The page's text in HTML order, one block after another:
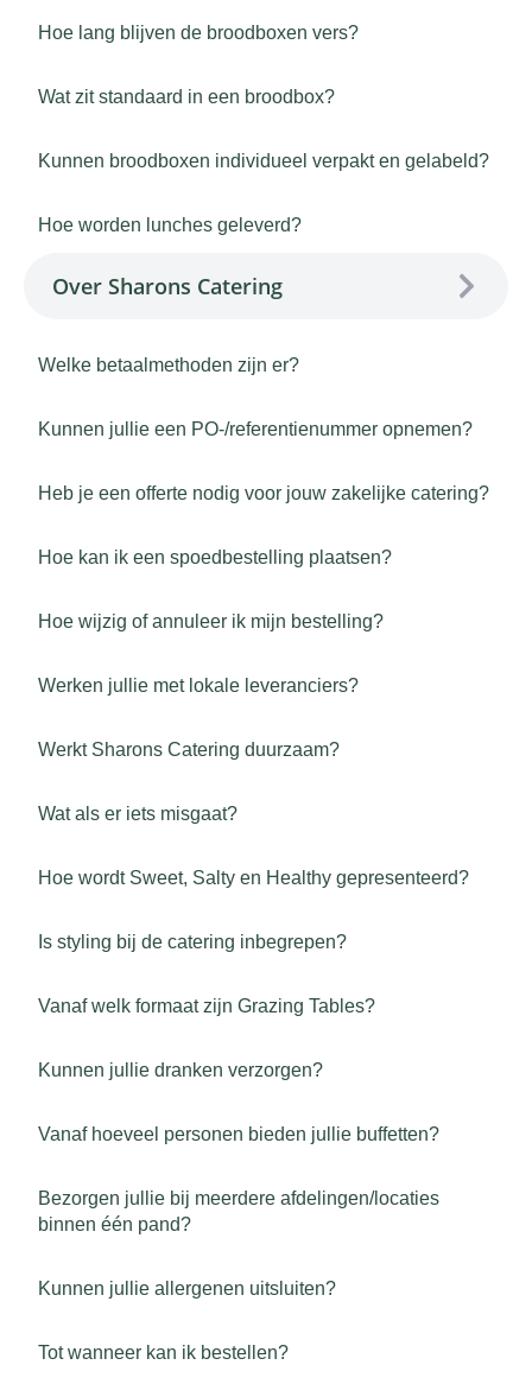
Hoe lang blijven de broodboxen vers?
Wat zit standaard in een broodbox?
Kunnen broodboxen individueel verpakt en gelabeld?
Hoe worden lunches geleverd?
Over Sharons Catering
Welke betaalmethoden zijn er?
Kunnen jullie een PO-/referentienummer opnemen?
Heb je een offerte nodig voor jouw zakelijke catering?
Hoe kan ik een spoedbestelling plaatsen?
Hoe wijzig of annuleer ik mijn bestelling?
Werken jullie met lokale leveranciers?
Werkt Sharons Catering duurzaam?
Wat als er iets misgaat?
Hoe wordt Sweet, Salty en Healthy gepresenteerd?
Is styling bij de catering inbegrepen?
Vanaf welk formaat zijn Grazing Tables?
Kunnen jullie dranken verzorgen?
Vanaf hoeveel personen bieden jullie buffetten?
Bezorgen jullie bij meerdere afdelingen/locaties
binnen één pand?
Kunnen jullie allergenen uitsluiten?
Tot wanneer kan ik bestellen?